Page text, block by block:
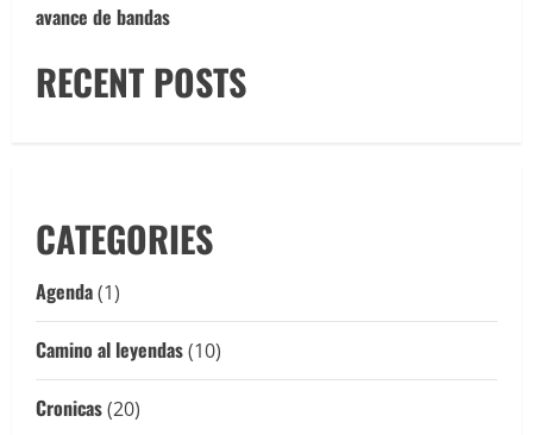
avance de bandas
RECENT POSTS
CATEGORIES
Agenda(1)
Camino al leyendas(10)
Cronicas(20)